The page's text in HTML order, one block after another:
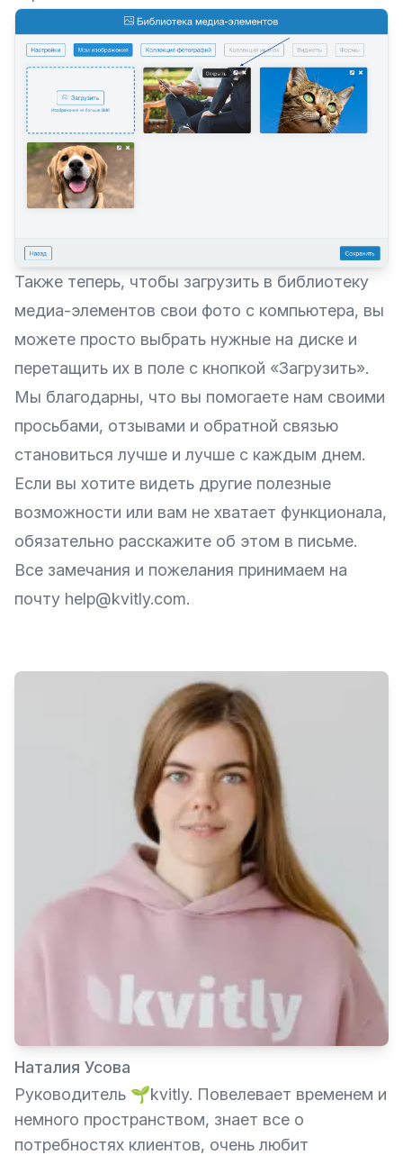
Также теперь, чтобы загрузить в библиотеку
медиа-элементов свои фото с компьютера, вы
можете просто выбрать нужные на диске и
перетащить их в поле с кнопкой «Загрузить».
Мы благодарны, что вы помогаете нам своими
просьбами, отзывами и обратной связью
становиться лучше и лучше с каждым днем.
Если вы хотите видеть другие полезные
возможности или вам не хватает функционала,
обязательно расскажите об этом в письме.
Все замечания и пожелания принимаем на
почту help@kvitly.com.
Наталия Усова
Руководитель 🌱kvitly. Повелевает временем и
немного пространством, знает все о
потребностях клиентов, очень любит